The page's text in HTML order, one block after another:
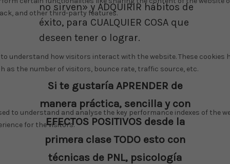
no sirven» y ADQUIRIR hábitos de
éxito, para CUALQUIER COSA que
deseen tener o lograr.
Si te gustaría APRENDER de
manera práctica, sencilla y con
EFECTOS POSITIVOS desde la
primera clase TODO esto con
técnicas de PNL, psicología